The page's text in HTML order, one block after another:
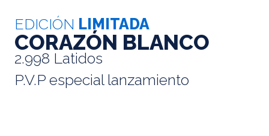
EDICIÓN LIMITADA
CORAZÓN BLANCO
2.998 Latidos
P.V.P especial lanzamiento